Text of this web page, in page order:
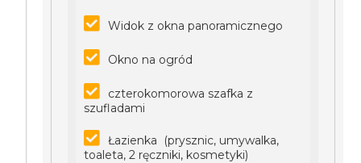
Widok z okna panoramicznego
Okno na ogród
czterokomorowa szafka z
szufladami
Łazienka (prysznic, umywalka,
toaleta, 2 ręczniki, kosmetyki)